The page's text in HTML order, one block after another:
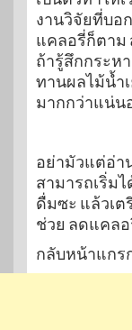
งานวิจัยที่บอ
แคลอรี่ก็ตาม
ถ้ารู้สึกกระห
ทานผลไม้น้ำ
มากกว่าแน่น
อย่ามัวแต่อ่า
สามารถเริ่ม
ดื่มซะ แล้วเ
ช่วย ลดแคล
กลับหน้าแกร